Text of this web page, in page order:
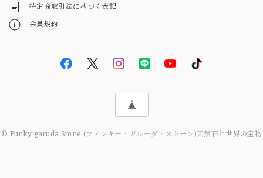
特定商取引法に基づく表記
会員規約
© Funky garuda Stone (ファンキー・ガルーダ・ストーン)天然石と世界の宝物